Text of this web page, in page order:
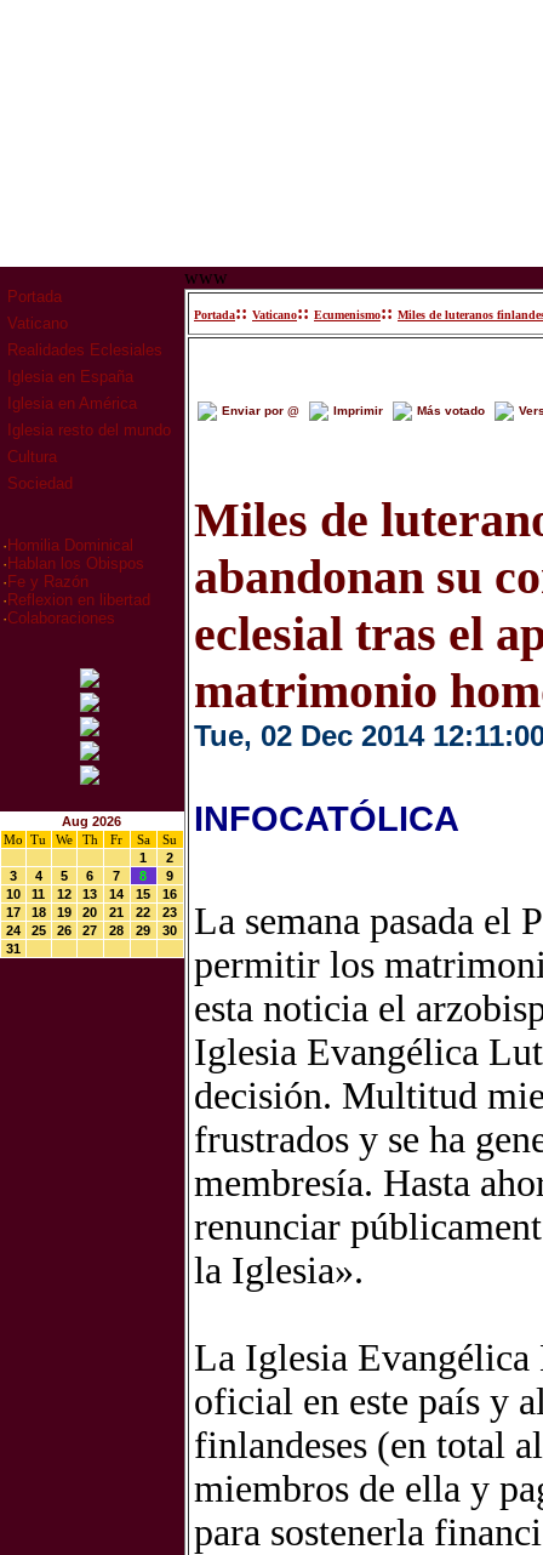
Portada
Vaticano
Realidades Eclesiales
Iglesia en España
Iglesia en América
Iglesia resto del mundo
Cultura
Sociedad
· Homilia Dominical
· Hablan los Obispos
· Fe y Razón
· Reflexion en libertad
·Colaboraciones
Aug 2026
Mo
Tu We Th Fr Sa
Su
1
2
3
4 5 6 7 8
9
10
11 12 13 14 15
16
17
18 19 20 21 22
23
24
25 26 27 28 29
30
31
www
Portada:: Vaticano:: Ecumenismo:: Miles de luteranos
Enviar por @ Imprimir Más votado
Miles de
abandonan su
eclesial tras el
matrimonio
Tue, 02 Dec 2014
INFOCATÓLICA
La semana pasada el
permitir los
esta noticia el
Iglesia Evangélica
decisión. Multitud
frustrados y se ha
membresía. Hasta
renunciar
la Iglesia».
La Iglesia
oficial en este país y
finlandeses (en total
miembros de ella y
para sostenerla